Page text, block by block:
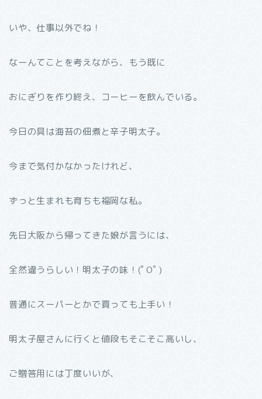
いや、仕事以外でね！
なーんてことを考えながら、もう既に
おにぎりを作り終え、コーヒーを飲んでいる。
今日の具は海苔の佃煮と辛子明太子。
今まで気付かなかったけれど、
ずっと生まれも育ちも福岡な私。
先日大阪から帰ってきた娘が言うには、
全然違うらしい！明太子の味！(ﾟOﾟ)
普通にスーパーとかで買っても上手い！
明太子屋さんに行くと値段もそこそこ高いし、
ご贈答用には丁度いいが、